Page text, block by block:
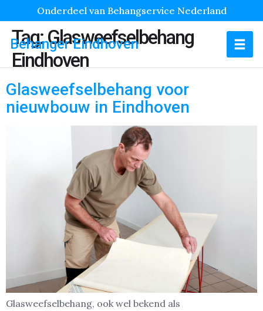
Onderdeel van Behangservice Nederland
Behanger Eindhoven
Tag:Glasweefselbehang
Eindhoven
Glasweefselbehang voor
nieuwbouw in Eindhoven
Glasweefselbehang, ook wel bekend als